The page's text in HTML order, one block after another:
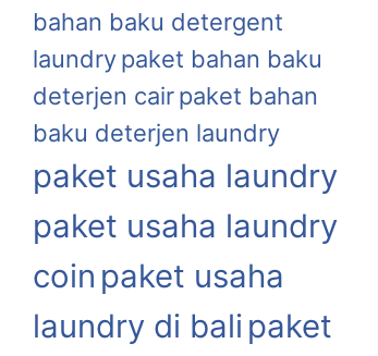
bahan baku detergent
laundrypaket bahan baku
deterjen cairpaket bahan
baku deterjen laundry
paket usaha laundry
paket usaha laundry
coin paket usaha
laundry di bali paket